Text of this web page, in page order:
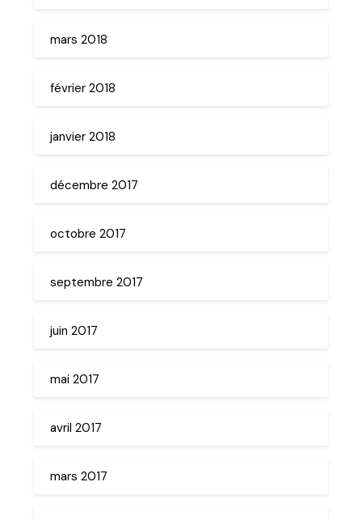
mars 2018
février 2018
janvier 2018
décembre 2017
octobre 2017
septembre 2017
juin 2017
mai 2017
avril 2017
mars 2017